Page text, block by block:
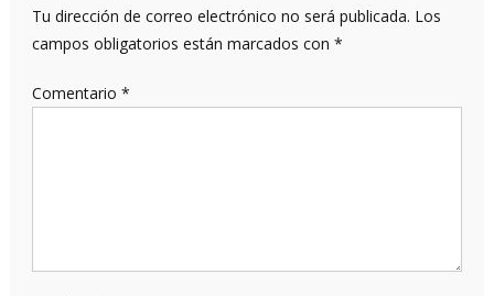
Tu dirección de correo electrónico no será publicada. Los
campos obligatorios están marcados con *
Comentario *